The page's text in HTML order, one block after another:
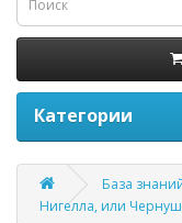
Категории
База
Нигелла, или